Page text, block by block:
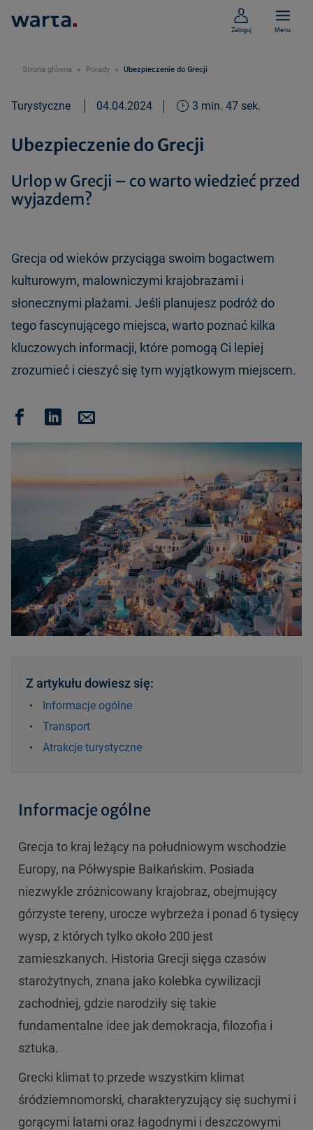
Zaloguj Menu
Strona główna Porady Ubezpieczenie do Grecji
Turystyczne 04.04.2024 3 min. 47 sek.
Ubezpieczenie do Grecji
Urlop w Grecji – co warto wiedzieć przed
wyjazdem?
Grecja od wieków przyciąga swoim bogactwem
kulturowym, malowniczymi krajobrazami i
słonecznymi plażami. Jeśli planujesz podróż do
tego fascynującego miejsca, warto poznać kilka
kluczowych informacji, które pomogą Ci lepiej
zrozumieć i cieszyć się tym wyjątkowym miejscem.
Z artykułu dowiesz się:
Informacje ogólne
Transport
Atrakcje turystyczne
Informacje ogólne
Grecja to kraj leżący na południowym wschodzie
Europy, na Półwyspie Bałkańskim. Posiada
niezwykle zróżnicowany krajobraz, obejmujący
górzyste tereny, urocze wybrzeża i ponad 6 tysięcy
wysp, z których tylko około 200 jest
zamieszkanych. Historia Grecji sięga czasów
starożytnych, znana jako kolebka cywilizacji
zachodniej, gdzie narodziły się takie
fundamentalne idee jak demokracja, filozofia i
sztuka.
Grecki klimat to przede wszystkim klimat
śródziemnomorski, charakteryzujący się suchymi i
gorącymi latami oraz łagodnymi i deszczowymi